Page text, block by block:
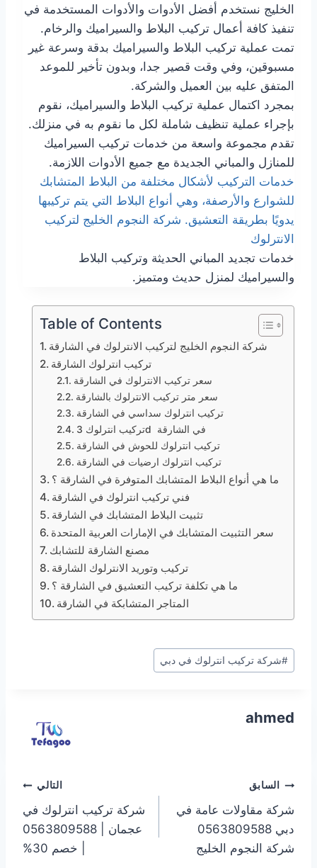
الخليج نستخدم أفضل الأدوات والأدوات المستخدمة في
تنفيذ كافة أعمال تركيب البلاط والسيراميك والرخام.
تمت عملية تركيب البلاط والسيراميك بدقة وسرعة غير
مسبوقين، وفي وقت قصير جدا، وبدون تأخير للموعد
المتفق عليه بين العميل والشركة.
بمجرد اكتمال عملية تركيب البلاط والسيراميك، نقوم
بإجراء عملية تنظيف شاملة لكل ما نقوم به في منزلك.
تقدم مجموعة واسعة من خدمات تركيب السيراميك
للمنازل والمباني الجديدة مع جميع الأدوات اللازمة.
خدمات التركيب لأشكال مختلفة من البلاط المتشابك
للشوارع والأرصفة، وهي أنواع البلاط التي يتم تركيبها
يدويًا بطريقة التعشيق. شركة النجوم الخليج لتركيب
الانترلوك
خدمات تجديد المباني الحديثة وتركيب البلاط
والسيراميك لمنزل حديث ومتميز.
Table of Contents
شركة النجوم الخليج لتركيب الانترلوك في الشارقة
تركيب انترلوك الشارقة
تركيب انترلوك سداسي في الشارقة
تركيب انترلوك للحوش في الشارقة
تركيب انترلوك ارضيات في الشارقة
ما هي أنواع البلاط المتشابك المتوفرة في الشارقة ؟
فني تركيب انترلوك في الشارقة
تثبيت البلاط المتشابك في الشارقة
سعر التثبيت المتشابك في الإمارات العربية المتحدة
مصنع الشارقة للتشابك
تركيب وتوريد الانترلوك الشارقة
ما هي تكلفة تركيب التعشيق في الشارقة ؟
المتاجر المتشابكة في الشارقة
وسوم
المقال:
#شركة تركيب انترلوك في دبي
ahmed
تصفّح
المقالات
السابق
شركة مقاولات عامة في
دبي 0563809588
شركة النجوم الخليج
التالي
شركة تركيب انترلوك في
عجمان | 0563809588
| خصم 30%